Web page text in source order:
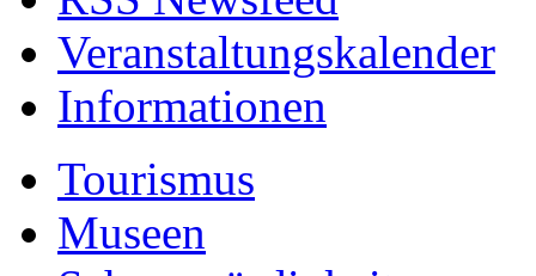
Veranstaltungskalender
Informationen
Tourismus
Museen